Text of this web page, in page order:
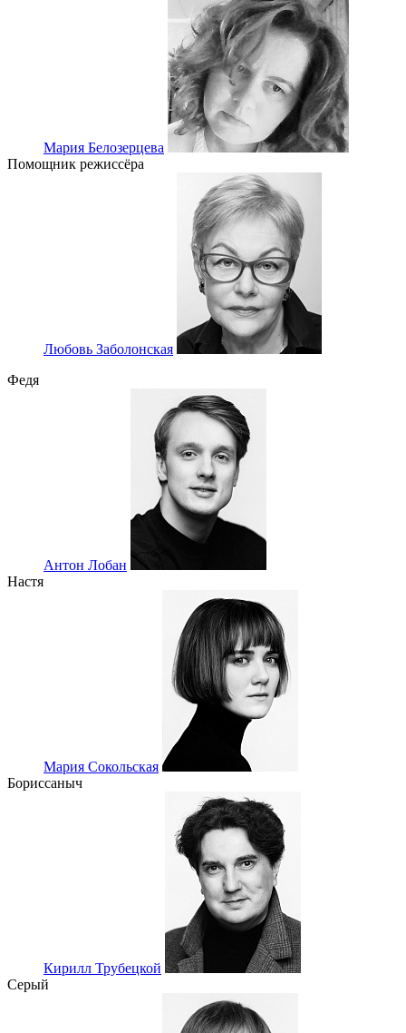
Мария Белозерцева
Помощник режиссёра
Любовь Заболонская
Федя
Антон Лобан
Настя
Мария Сокольская
Бориссаныч
Кирилл Трубецкой
Серый